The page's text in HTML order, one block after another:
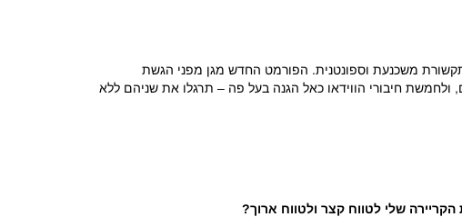
וגם בעלי יכולת תקשורת משכנעת וספונטנית. הפורמט החדש מגן מפני הגשת
ולחמשת חיבורי הווידאו כאל הגנה בעל פה – תרגלו את שניהם ללא
שלי לטווח קצר ולטווח ארוך?